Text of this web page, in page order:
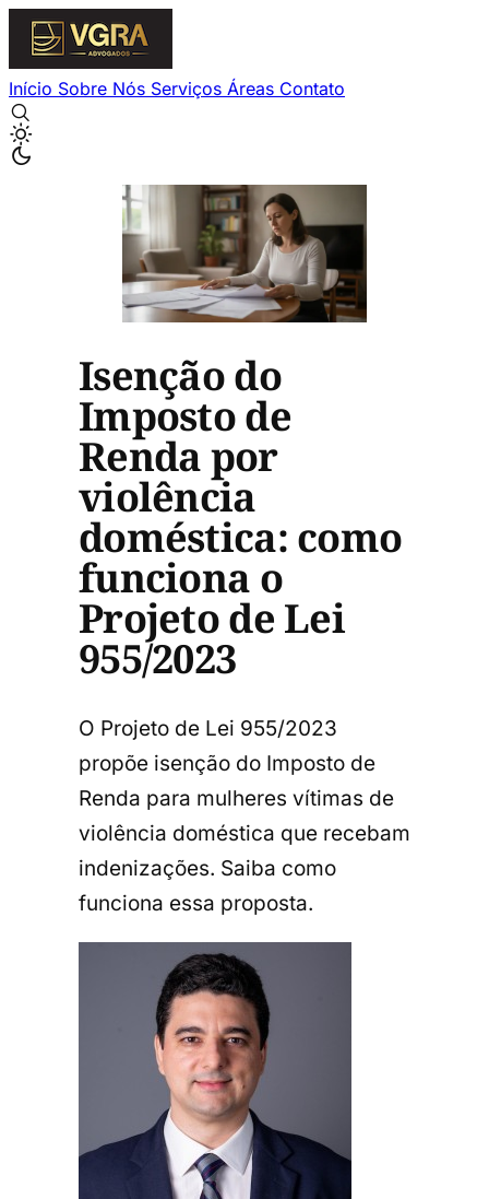
Início Sobre Nós Serviços Áreas Contato
Isenção do
Imposto de
Renda por
violência
doméstica: como
funciona o
Projeto de Lei
955/2023
O Projeto de Lei 955/2023
propõe isenção do Imposto de
Renda para mulheres vítimas de
violência doméstica que recebam
indenizações. Saiba como
funciona essa proposta.